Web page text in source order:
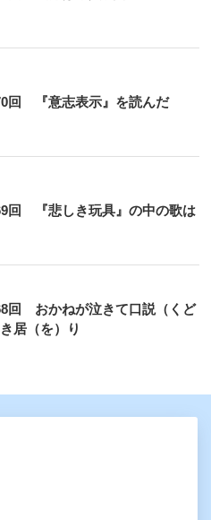
回 『意志表示』を読んだ
回 『悲しき玩具』の中の歌は
回 おかねが泣きて口説（くど
居（を）り